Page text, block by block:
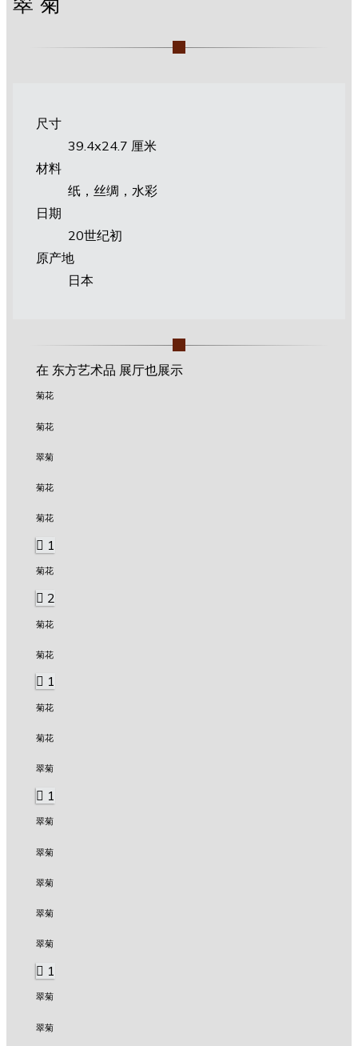
尺寸
39.4х24.7 厘米
材料
纸，丝绸，水彩
日期
20世纪初
原产地
日本
在 东方艺术品 展厅也展示
菊花
菊花
翠菊
菊花
菊花
1
菊花
2
菊花
菊花
1
菊花
菊花
翠菊
1
翠菊
翠菊
翠菊
翠菊
翠菊
1
翠菊
翠菊